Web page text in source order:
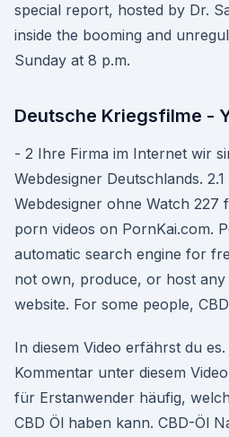
special report, hosted by Dr.
inside the booming and
Sunday at 8 p.m.
Deutsche Kriegsfilme -
- 2 Ihre Firma im Internet wir
Webdesigner Deutschlands.
Webdesigner ohne Watch 227
porn videos on PornKai.com.
automatic search engine for
not own, produce, or host
website. For some people,
In diesem Video erfährst du
Kommentar unter diesem
für Erstanwender häufig,
CBD Öl haben kann. CBD-Öl